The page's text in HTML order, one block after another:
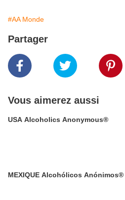
#AA Monde
Partager
Vous aimerez aussi
USA Alcoholics Anonymous®
MEXIQUE Alcohólicos Anónimos®